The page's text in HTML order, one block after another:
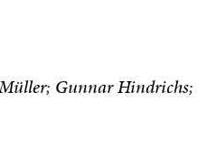
Gunnar Hindrichs